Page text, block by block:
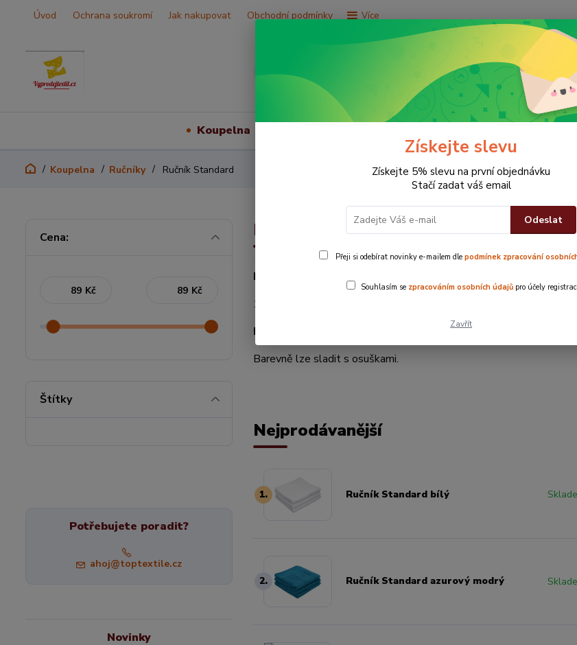
Úvod Ochrana soukromí Jak nakupovat Obchodní podmínky Více
Koupelna
Koupelna Ručníky Ručník Standard
Ručník Standard
Hebké a nadýchané ručníky
100% bavlna ihned
Ručníky si můžete vybrat v několika řadách s různými
Barevně lze sladit s osuškami.
Nejprodávanější
1. Ručník Standard bílý
2. Ručník Standard azurový modrý
Cena:
Kč Kč
Štítky
Potřebujete poradit?
ahoj@toptextile.cz
Novinky
Získejte slevu
Získejte 5% slevu na první objednávku
Stačí zadat váš email
Odeslat
Přeji si odebírat novinky e-mailem dle podmínek zpracování
Souhlasím se zpracováním osobních údajů pro účely
Zavřít